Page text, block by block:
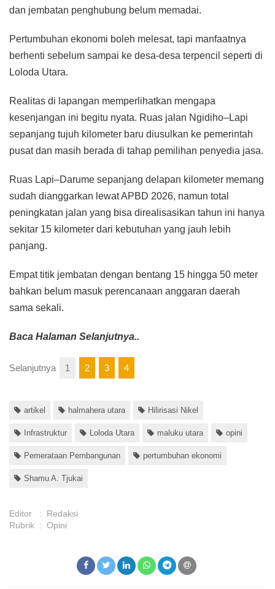
dan jembatan penghubung belum memadai.
Pertumbuhan ekonomi boleh melesat, tapi manfaatnya
berhenti sebelum sampai ke desa-desa terpencil seperti di
Loloda Utara.
Realitas di lapangan memperlihatkan mengapa
kesenjangan ini begitu nyata. Ruas jalan Ngidiho–Lapi
sepanjang tujuh kilometer baru diusulkan ke pemerintah
pusat dan masih berada di tahap pemilihan penyedia jasa.
Ruas Lapi–Darume sepanjang delapan kilometer memang
sudah dianggarkan lewat APBD 2026, namun total
peningkatan jalan yang bisa direalisasikan tahun ini hanya
sekitar 15 kilometer dari kebutuhan yang jauh lebih
panjang.
Empat titik jembatan dengan bentang 15 hingga 50 meter
bahkan belum masuk perencanaan anggaran daerah
sama sekali.
Baca Halaman Selanjutnya..
Selanjutnya 1 2 3 4
artikel halmahera utara Hilirisasi Nikel
Infrastruktur Loloda Utara maluku utara opini
Pemerataan Pembangunan pertumbuhan ekonomi
Shamu A. Tjukai
Editor :
Redaksi
Rubrik : Opini